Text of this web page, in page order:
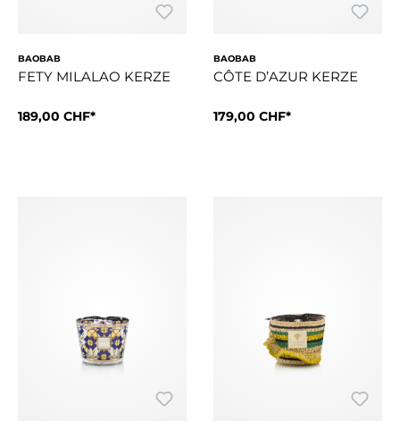
BAOBAB
FETY MILALAO KERZE
Die Duftkerze Milalao wird von unserer Frauenkooperative
189,00 CHF*
BAOBAB
CÔTE D’AZUR KERZE
Der Siebdruck der Kerze
179,00 CHF*